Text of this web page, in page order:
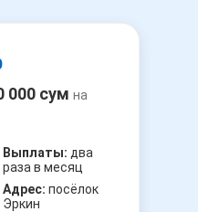
000 сум на
Выплаты: два
раза в месяц
Адрес: посёлок
Эркин